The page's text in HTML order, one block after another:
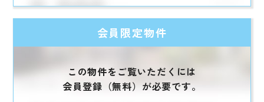
会員限定物件
この物件をご覧いただくには
会員登録（無料）が必要です。